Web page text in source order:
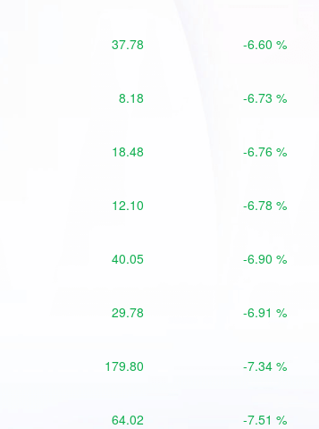
37.78 -6.60 %
8.18 -6.73 %
18.48 -6.76 %
12.10 -6.78 %
40.05 -6.90 %
29.78 -6.91 %
179.80 -7.34 %
64.02 -7.51 %